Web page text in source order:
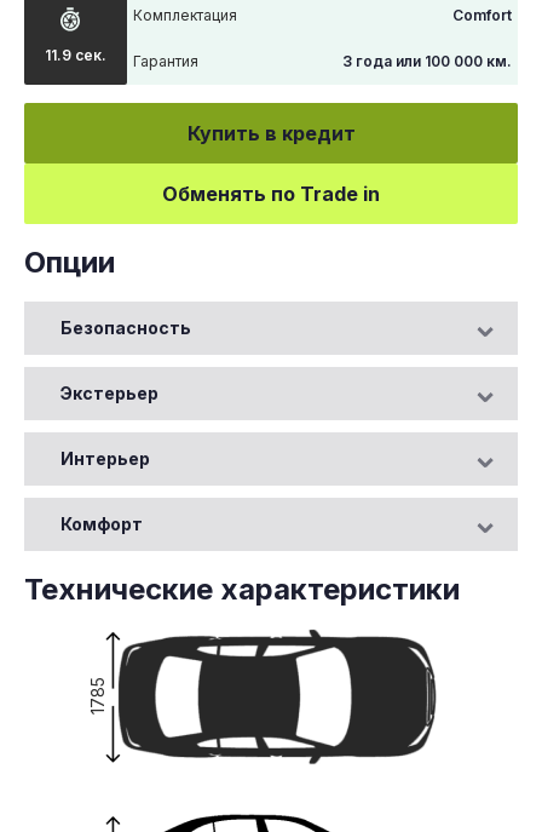
11.9 сек.
Комплектация Comfort
Гарантия 3 года или 100 000 км.
Купить в кредит
Обменять по Trade in
Опции
Безопасность
Экстерьер
Интерьер
Комфорт
Технические характеристики
1785